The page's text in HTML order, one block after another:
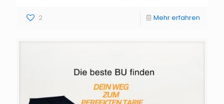
2 Mehr erfahren